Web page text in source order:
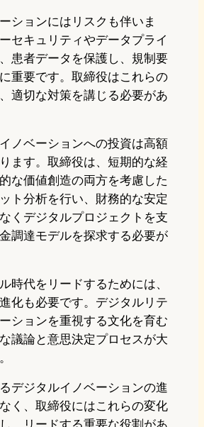
ションにはリスクも伴いま
セキュリティやデータプライ
患者データを保護し、規制要
重要です。取締役はこれらの
適切な対策を講じる必要があ
ノベーションへの投資は高額
ます。取締役は、短期的な経
な価値創造の両方を考慮した
ト分析を行い、財務的な安定
くデジタルプロジェクトを支
調達モデルを探求する必要が
時代をリードするためには、
化も必要です。デジタルリテ
ションを重視する文化を育む
議論と意思決定プロセスが大
デジタルイノベーションの進
く、取締役にはこれらの変化